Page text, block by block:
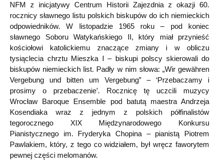
NFM z inicjatywy Centrum Historii Zajezdnia z okazji 60.
rocznicy sławnego listu polskich biskupów do ich niemieckich
odpowiedników. W listopadzie 1965 roku – pod koniec
sławnego Soboru Watykańskiego II, który miał przynieść
kościołowi katolickiemu znaczące zmiany i w obliczu
tysiąclecia chrztu Mieszka I – biskupi polscy skierowali do
biskupów niemieckich list. Padły w nim słowa: „Wir gewähren
Vergebung und bitten um Vergebung” – ‘Przebaczamy i
prosimy o przebaczenie’. Rocznicę tę uczcili muzycy
Wrocław Baroque Ensemble pod batutą maestra Andrzeja
Kosendiaka wraz z jednym z polskich półfinalistów
tegorocznego XIX Międzynarodowego Konkursu
Pianistycznego im. Fryderyka Chopina – pianistą Piotrem
Pawlakiem, który, z tego co widziałem, był wręcz faworytem
pewnej części melomanów.